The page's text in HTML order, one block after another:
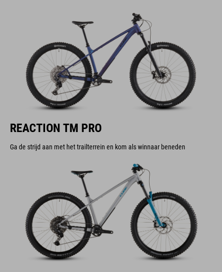
REACTION TM PRO
Ga de strijd aan met het trailterrein en kom als winnaar beneden